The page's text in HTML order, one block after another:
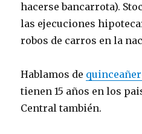
hacerse bancarrota).
las ejecuciones
robos de carros en la
Hablamos de
tienen 15 años en los
Central también.